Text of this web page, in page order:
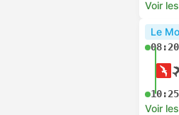
Voir
Le
08:20
10:25
Voir